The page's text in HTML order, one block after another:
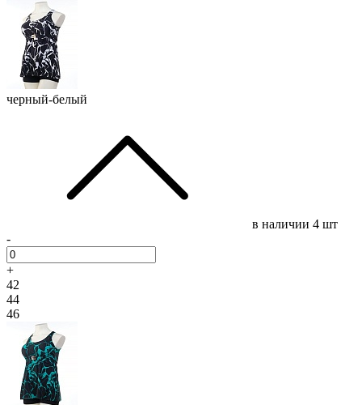
черный-белый
в наличии 4 шт
-
+
42
44
46